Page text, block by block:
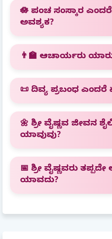
🪷 ಪಂಚ ಸಂಸ್ಕಾರ
ಅವಶ್ಯಕ?
👨‍🏫 ಆಚಾರ್ಯರು
📜 ದಿವ್ಯ ಪ್ರಬಂಧ ಎಂದರೆ
🌼 ಶ್ರೀ ವೈಷ್ಣವ ಜೀವನ
ಯಾವುವು?
📅 ಶ್ರೀ ವೈಷ್ಣವರು
ಯಾವದು?